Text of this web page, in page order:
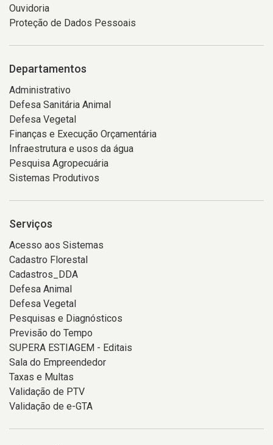
Ouvidoria
Proteção de Dados Pessoais
Departamentos
Administrativo
Defesa Sanitária Animal
Defesa Vegetal
Finanças e Execução Orçamentária
Infraestrutura e usos da água
Pesquisa Agropecuária
Sistemas Produtivos
Serviços
Acesso aos Sistemas
Cadastro Florestal
Cadastros_DDA
Defesa Animal
Defesa Vegetal
Pesquisas e Diagnósticos
Previsão do Tempo
SUPERA ESTIAGEM - Editais
Sala do Empreendedor
Taxas e Multas
Validação de PTV
Validação de e-GTA